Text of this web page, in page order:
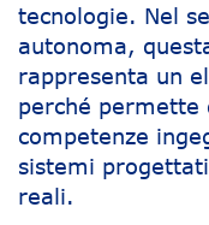
tecnologie. Nel
autonoma,
rappresenta un
perché permette
competenze
sistemi
reali.